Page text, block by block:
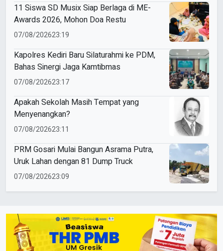
11 Siswa SD Musix Siap Berlaga di ME-
Awards 2026, Mohon Doa Restu
07/08/202623:19
Kapolres Kediri Baru Silaturahmi ke PDM,
Bahas Sinergi Jaga Kamtibmas
07/08/202623:17
Apakah Sekolah Masih Tempat yang
Menyenangkan?
07/08/202623:11
PRM Gosari Mulai Bangun Asrama Putra,
Uruk Lahan dengan 81 Dump Truck
07/08/202623:09